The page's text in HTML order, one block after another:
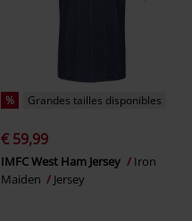
% Grandes tailles disponibles
€ 59,99
IMFC West Ham Jersey
Iron
Maiden
Jersey